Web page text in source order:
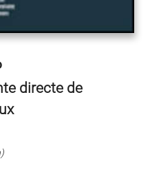
directe de